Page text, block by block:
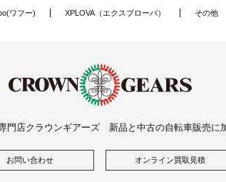
ワフー) XPLOVA（エクスプローバ） その他
門店クラウンギアーズ 新品と中古の自転車販売に
お問い合わせ オンライン買取見積